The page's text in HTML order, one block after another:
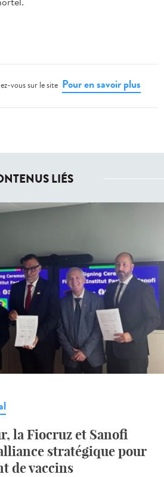
vous sur le site Pour en savoir plus
LIÉS
la Fiocruz et Sanofi
stratégique pour
de vaccins